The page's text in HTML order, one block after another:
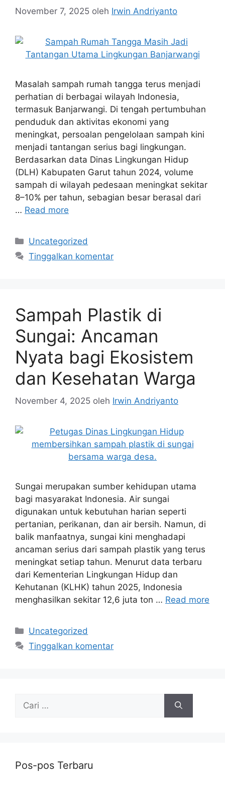
November 7, 2025 oleh Irwin Andriyanto
Masalah sampah rumah tangga terus menjadi
perhatian di berbagai wilayah Indonesia,
termasuk Banjarwangi. Di tengah pertumbuhan
penduduk dan aktivitas ekonomi yang
meningkat, persoalan pengelolaan sampah kini
menjadi tantangan serius bagi lingkungan.
Berdasarkan data Dinas Lingkungan Hidup
(DLH) Kabupaten Garut tahun 2024, volume
sampah di wilayah pedesaan meningkat sekitar
8–10% per tahun, sebagian besar berasal dari
… Read more
Kategori
Uncategorized
Tinggalkan komentar
Sampah Plastik di
Sungai: Ancaman
Nyata bagi Ekosistem
dan Kesehatan Warga
November 4, 2025 oleh Irwin Andriyanto
Sungai merupakan sumber kehidupan utama
bagi masyarakat Indonesia. Air sungai
digunakan untuk kebutuhan harian seperti
pertanian, perikanan, dan air bersih. Namun, di
balik manfaatnya, sungai kini menghadapi
ancaman serius dari sampah plastik yang terus
meningkat setiap tahun. Menurut data terbaru
dari Kementerian Lingkungan Hidup dan
Kehutanan (KLHK) tahun 2025, Indonesia
menghasilkan sekitar 12,6 juta ton … Read more
Kategori
Uncategorized
Tinggalkan komentar
untuk:
Pos-pos Terbaru